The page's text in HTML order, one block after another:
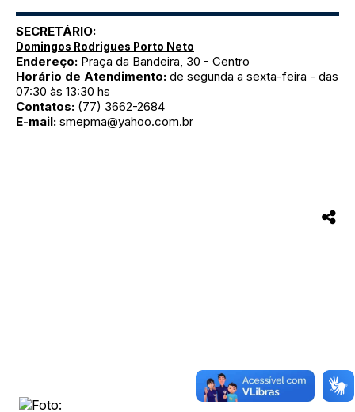
SECRETÁRIO:
Domingos Rodrigues Porto Neto
Endereço: Praça da Bandeira, 30 - Centro
Horário de Atendimento: de segunda a sexta-feira - das
07:30 às 13:30 hs
Contatos: (77) 3662-2684
E-mail: smepma@yahoo.com.br